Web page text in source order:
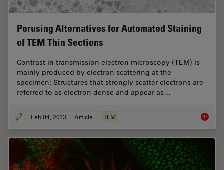
Perusing Alternatives for Automated Staining
of TEM Thin Sections
Contrast in transmission electron microscopy (TEM) is
mainly produced by electron scattering at the
specimen: Structures that strongly scatter electrons are
referred to as electron dense and appear as…
Feb 04, 2013 Article TEM